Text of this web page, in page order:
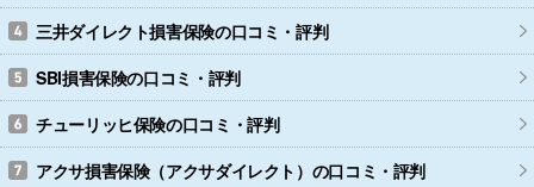
三井ダイレクト損害保険の口コミ・評判
SBI損害保険の口コミ・評判
チューリッヒ保険の口コミ・評判
アクサ損害保険（アクサダイレクト） の口コミ・評判